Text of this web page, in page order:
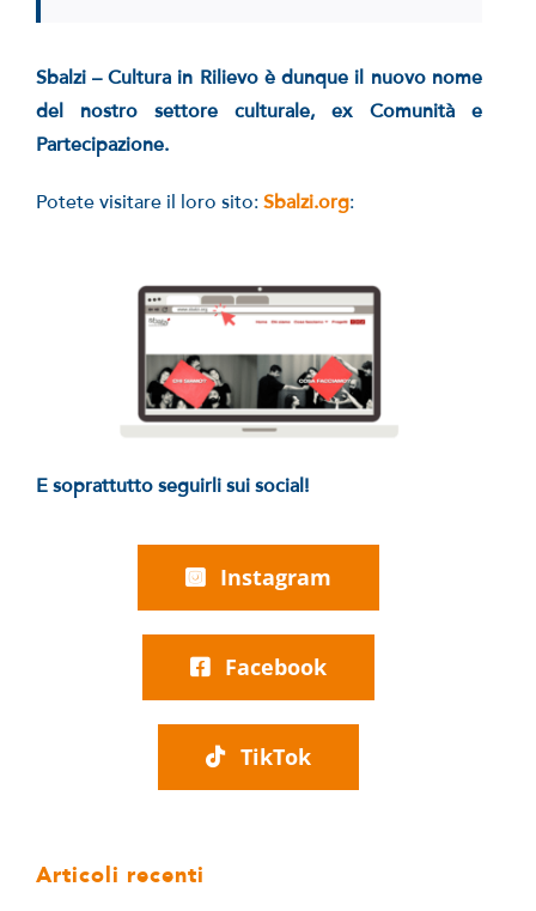
Sbalzi – Cultura in Rilievo è dunque il nuovo nome
del nostro settore culturale, ex Comunità e
Partecipazione.
Potete visitare il loro sito: Sbalzi.org:
E soprattutto seguirli sui social!
Instagram
Facebook
TikTok
Articoli recenti